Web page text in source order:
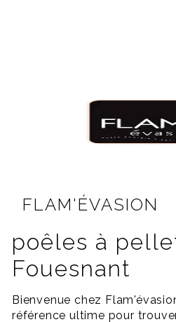
FLAM'ÉVASION
poêles à
Fouesnant
Bienvenue chez
référence ultime pour